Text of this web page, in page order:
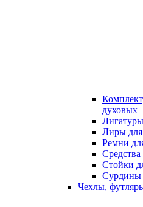
духовых
Лигатуры
Лиры
Ремни
Стойки
Сурдины
Чехлы,